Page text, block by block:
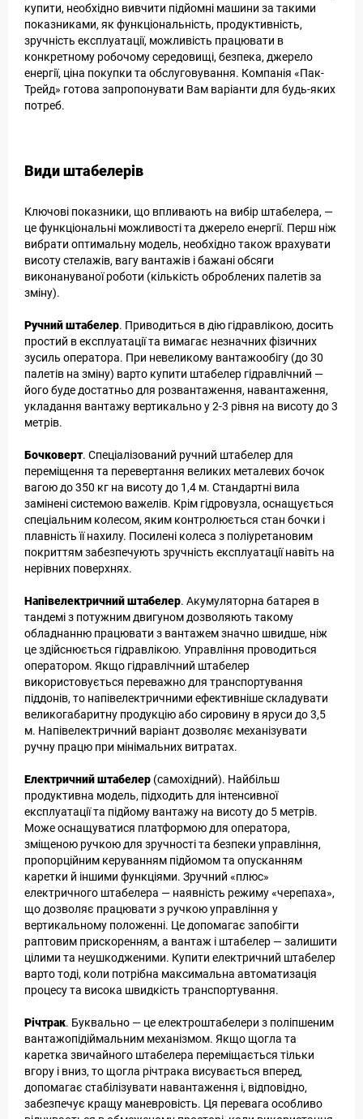
купити, необхідно вивчити підйомні машини за такими
показниками, як функціональність, продуктивність,
зручність експлуатації, можливість працювати в
конкретному робочому середовищі, безпека, джерело
енергії, ціна покупки та обслуговування. Компанія «Пак-
Трейд» готова запропонувати Вам варіанти для будь-яких
потреб.
Види штабелерів
Ключові показники, що впливають на вибір штабелера, —
це функціональні можливості та джерело енергії. Перш ніж
вибрати оптимальну модель, необхідно також врахувати
висоту стелажів, вагу вантажів і бажані обсяги
виконануваної роботи (кількість оброблених палетів за
зміну).
Ручний штабелер. Приводиться в дію гідравлікою, досить
простий в експлуатації та вимагає незначних фізичних
зусиль оператора. При невеликому вантажообігу (до 30
палетів на зміну) варто купити штабелер гідравлічний —
його буде достатньо для розвантаження, навантаження,
укладання вантажу вертикально у 2-3 рівня на висоту до 3
метрів.
Бочковерт. Спеціалізований ручний штабелер для
переміщення та перевертання великих металевих бочок
вагою до 350 кг на висоту до 1,4 м. Стандартні вила
замінені системою важелів. Крім гідровузла, оснащується
спеціальним колесом, яким контролюється стан бочки і
плавність її нахилу. Посилені колеса з поліуретановим
покриттям забезпечують зручність експлуатації навіть на
нерівних поверхнях.
Напівелектричний штабелер. Акумуляторна батарея в
тандемі з потужним двигуном дозволяють такому
обладнанню працювати з вантажем значно швидше, ніж
це здійснюється гідравлікою. Управління проводиться
оператором. Якщо гідравлічний штабелер
використовується переважно для транспортування
піддонів, то напівелектричними ефективніше складувати
великогабаритну продукцію або сировину в яруси до 3,5
м. Напівелектричний варіант дозволяє механізувати
ручну працю при мінімальних витратах.
Електричний штабелер (самохідний). Найбільш
продуктивна модель, підходить для інтенсивної
експлуатації та підйому вантажу на висоту до 5 метрів.
Може оснащуватися платформою для оператора,
зміщеною ручкою для зручності та безпеки управління,
пропорційним керуванням підйомом та опусканням
каретки й іншими функціями. Зручний «плюс»
електричного штабелера — наявність режиму «черепаха»,
що дозволяє працювати з ручкою управління у
вертикальному положенні. Це допомагає запобігти
раптовим прискоренням, а вантаж і штабелер — залишити
цілими та неушкодженими. Купити електричний штабелер
варто тоді, коли потрібна максимальна автоматизація
процесу та висока швидкість транспортування.
Річтрак. Буквально — це електроштабелери з поліпшеним
вантажопідіймальним механізмом. Якщо щогла та
каретка звичайного штабелера переміщається тільки
вгору і вниз, то щогла річтрака висувається вперед,
допомагає стабілізувати навантаження і, відповідно,
забезпечує кращу маневровість. Ця перевага особливо